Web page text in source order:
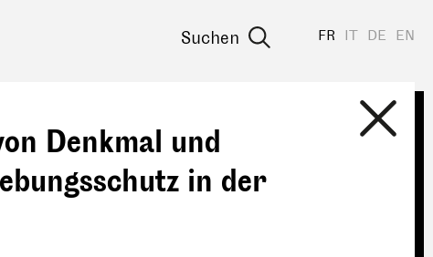
Suchen FR IT DE EN
Denkmal und
in der